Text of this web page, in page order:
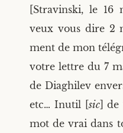
[Stra­vins­ki, le
veux vous dire 2
ment de mon
votre lettre du 7
de Dia­ghi­lev
etc… Inutil [sic] de
mot de vrai dans